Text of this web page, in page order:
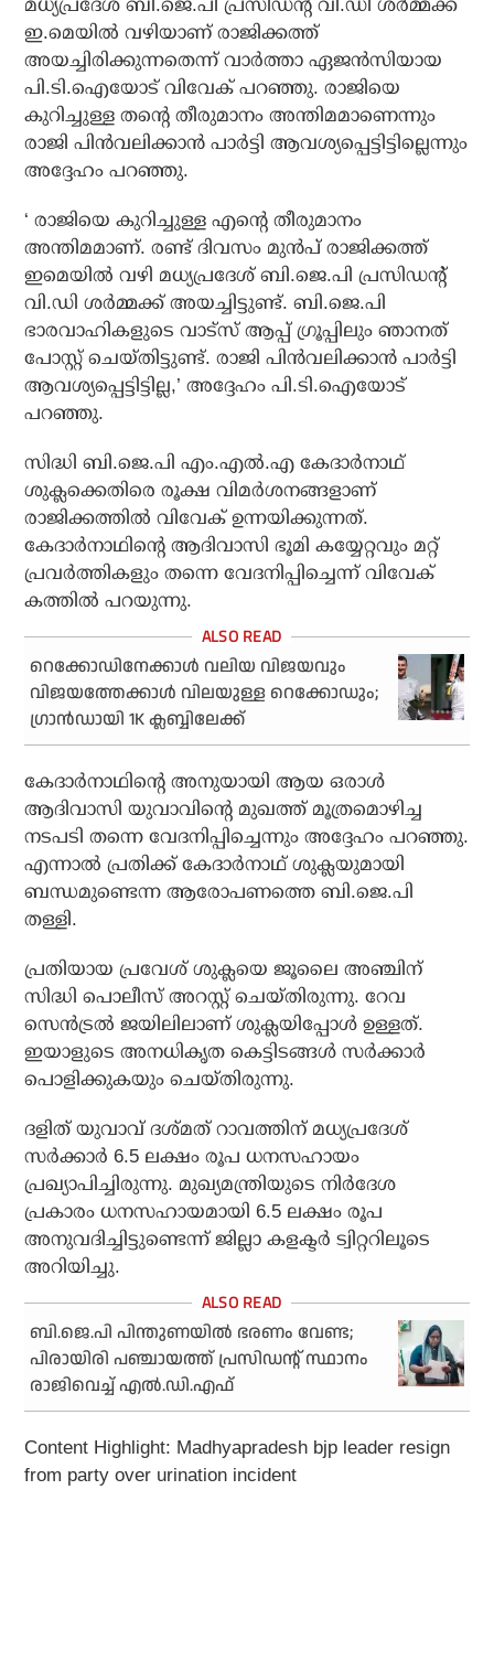
മധ്യപ്രദേശ് ബി.ജെ.പി പ്രസിഡന്റ് വി.ഡി ശര്‍മ്മക്ക്
ഇ.മെയില്‍ വഴിയാണ് രാജിക്കത്ത്
അയച്ചിരിക്കുന്നതെന്ന് വാര്‍ത്താ ഏജന്‍സിയായ
പി.ടി.ഐയോട് വിവേക് പറഞ്ഞു. രാജിയെ
കുറിച്ചുള്ള തന്റെ തീരുമാനം അന്തിമമാണെന്നും
രാജി പിന്‍വലിക്കാന്‍ പാര്‍ട്ടി ആവശ്യപ്പെട്ടിട്ടില്ലെന്നും
അദ്ദേഹം പറഞ്ഞു.
‘ രാജിയെ കുറിച്ചുള്ള എന്റെ തീരുമാനം
അന്തിമമാണ്. രണ്ട് ദിവസം മുന്‍പ് രാജിക്കത്ത്
ഇമെയില്‍ വഴി മധ്യപ്രദേശ് ബി.ജെ.പി പ്രസിഡന്റ്
വി.ഡി ശര്‍മ്മക്ക് അയച്ചിട്ടുണ്ട്. ബി.ജെ.പി
ഭാരവാഹികളുടെ വാട്‌സ് ആപ്പ് ഗ്രൂപ്പിലും ഞാനത്
പോസ്റ്റ് ചെയ്തിട്ടുണ്ട്. രാജി പിന്‍വലിക്കാന്‍ പാര്‍ട്ടി
ആവശ്യപ്പെട്ടിട്ടില്ല,’ അദ്ദേഹം പി.ടി.ഐയോട്
പറഞ്ഞു.
സിദ്ധി ബി.ജെ.പി എം.എല്‍.എ കേദാര്‍നാഥ്
ശുക്ലക്കെതിരെ രൂക്ഷ വിമര്‍ശനങ്ങളാണ്
രാജിക്കത്തില്‍ വിവേക് ഉന്നയിക്കുന്നത്.
കേദാര്‍നാഥിന്റെ ആദിവാസി ഭൂമി കയ്യേറ്റവും മറ്റ്
പ്രവര്‍ത്തികളും തന്നെ വേദനിപ്പിച്ചെന്ന് വിവേക്
കത്തില്‍ പറയുന്നു.
റെക്കോഡിനേക്കാള്‍ വലിയ വിജയവും
വിജയത്തേക്കാള്‍ വിലയുള്ള റെക്കോഡും;
ഗ്രാന്‍ഡായി 1K ക്ലബ്ബിലേക്ക്
കേദാര്‍നാഥിന്റെ അനുയായി ആയ ഒരാള്‍
ആദിവാസി യുവാവിന്റെ മുഖത്ത് മൂത്രമൊഴിച്ച
നടപടി തന്നെ വേദനിപ്പിച്ചെന്നും അദ്ദേഹം പറഞ്ഞു.
എന്നാല്‍ പ്രതിക്ക് കേദാര്‍നാഥ് ശുക്ലയുമായി
ബന്ധമുണ്ടെന്ന ആരോപണത്തെ ബി.ജെ.പി
തള്ളി.
പ്രതിയായ പ്രവേശ് ശുക്ലയെ ജൂലൈ അഞ്ചിന്
സിദ്ധി പൊലീസ് അറസ്റ്റ് ചെയ്തിരുന്നു. റേവ
സെന്‍ട്രല്‍ ജയിലിലാണ് ശുക്ലയിപ്പോള്‍ ഉള്ളത്.
ഇയാളുടെ അനധികൃത കെട്ടിടങ്ങള്‍ സര്‍ക്കാര്‍
പൊളിക്കുകയും ചെയ്തിരുന്നു.
ദളിത് യുവാവ് ദശ്മത് റാവത്തിന് മധ്യപ്രദേശ്
സര്‍ക്കാര്‍ 6.5 ലക്ഷം രൂപ ധനസഹായം
പ്രഖ്യാപിച്ചിരുന്നു. മുഖ്യമന്ത്രിയുടെ നിര്‍ദേശ
പ്രകാരം ധനസഹായമായി 6.5 ലക്ഷം രൂപ
അനുവദിച്ചിട്ടുണ്ടെന്ന് ജില്ലാ കളക്ടര്‍ ട്വിറ്ററിലൂടെ
അറിയിച്ചു.
ബി.ജെ.പി പിന്തുണയില്‍ ഭരണം വേണ്ട;
പിരായിരി പഞ്ചായത്ത് പ്രസിഡന്റ് സ്ഥാനം
രാജിവെച്ച് എല്‍.ഡി.എഫ്
Content Highlight: Madhyapradesh bjp leader resign
from party over urination incident